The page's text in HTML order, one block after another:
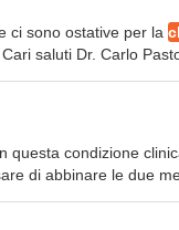
ci sono ostative per la
saluti Dr. Carlo
questa condizione
di abbinare le due